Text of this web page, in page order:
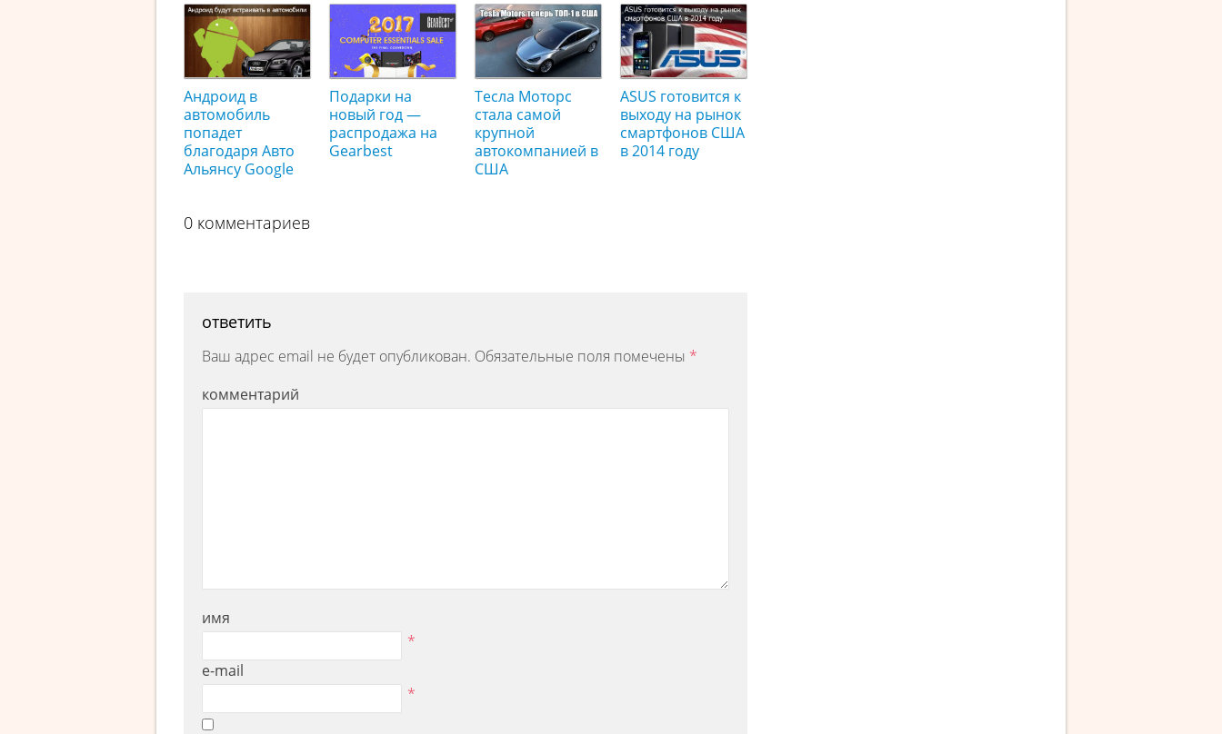
Андроид в
автомобиль
попадет
благодаря Авто
Альянсу Google
Подарки на
новый год —
распродажа на
Gearbest
Тесла Моторс
стала самой
крупной
автокомпанией в
США
ASUS готовится к
выходу на рынок
смартфонов США
в 2014 году
0 комментариев
ответить
Ваш адрес email не будет опубликован. Обязательные поля помечены *
комментарий
имя
*
e-mail
*